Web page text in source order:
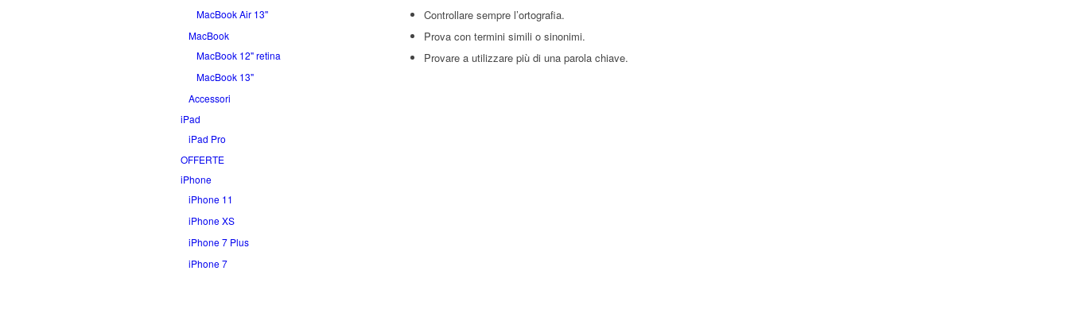
Controllare sempre l’ortografia.
Prova con termini simili o sinonimi.
Provare a utilizzare più di una parola chiave.
MacBook Air 13''
MacBook
MacBook 12" retina
MacBook 13"
Accessori
iPad
iPad Pro
OFFERTE
iPhone
iPhone 11
iPhone XS
iPhone 7 Plus
iPhone 7